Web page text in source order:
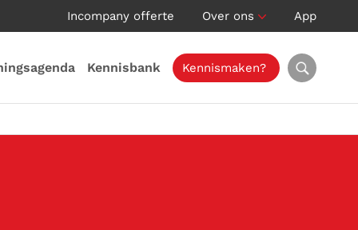
Incompany offerte Over ons App
Kennisbank Kennismaken?